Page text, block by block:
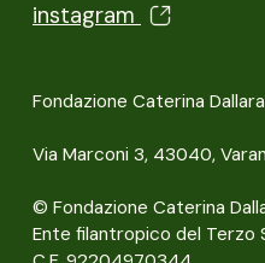
instagram
Fondazione Caterina Dallara
Via Marconi 3, 43040,
© Fondazione Caterina
Ente filantropico del Terzo